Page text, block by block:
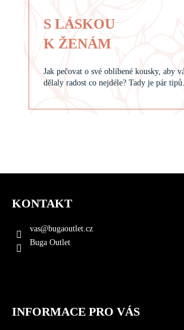
S LÁSKOU
K ŽENÁM
Jak pečovat o své oblíbené kousky, aby
dělaly radost co nejdéle? Tady je pár tipů.
Z
KONTAKT
vas@bugaoutlet.cz
Buga Outlet
INFORMACE PRO VÁS